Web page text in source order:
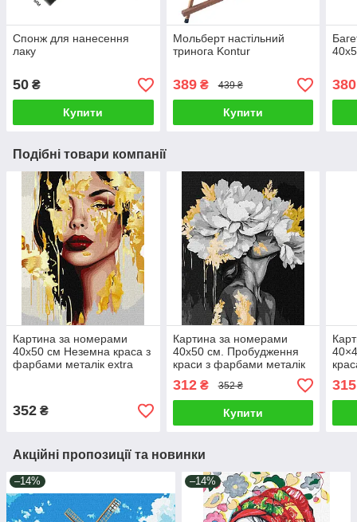
Спонж для нанесення
лаку
50 ₴
Купити
Мольберт настільний
тринога Kontur
389₴ 439 ₴
Купити
380
Подібні товари компанії
Картина за номерами
40х50 см Неземна краса з
фарбами металік extra
352 ₴
Картина за номерами
40х50 см. Пробудження
краси з фарбами металік
KHO8511
312₴ 352 ₴
Купити
315
Акційні пропозиції та новинки
–14% –14%